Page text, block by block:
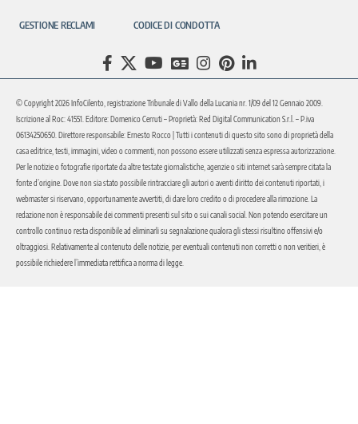
GESTIONE RECLAMI CODICE DI CONDOTTA
© Copyright 2026 InfoCilento, registrazione Tribunale di Vallo della Lucania nr. 1/09 del 12 Gennaio 2009.
Iscrizione al Roc: 41551. Editore: Domenico Cerruti – Proprietà: Red Digital Communication S.r.l. – P.iva
06134250650. Direttore responsabile: Ernesto Rocco | Tutti i contenuti di questo sito sono di proprietà della
casa editrice, testi, immagini, video o commenti, non possono essere utilizzati senza espressa autorizzazione.
Per le notizie o fotografie riportate da altre testate giornalistiche, agenzie o siti internet sarà sempre citata la
fonte d’origine. Dove non sia stato possibile rintracciare gli autori o aventi diritto dei contenuti riportati, i
webmaster si riservano, opportunamente avvertiti, di dare loro credito o di procedere alla rimozione. La
redazione non è responsabile dei commenti presenti sul sito o sui canali social. Non potendo esercitare un
controllo continuo resta disponibile ad eliminarli su segnalazione qualora gli stessi risultino offensivi e/o
oltraggiosi. Relativamente al contenuto delle notizie, per eventuali contenuti non corretti o non veritieri, è
possibile richiedere l’immediata rettifica a norma di legge.